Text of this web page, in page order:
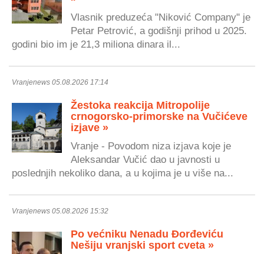
Vlasnik preduzeća "Niković Company" je
Petar Petrović, a godišnji prihod u 2025.
godini bio im je 21,3 miliona dinara il...
Vranjenews 05.08.2026 17:14
Žestoka reakcija Mitropolije
crnogorsko-primorske na Vučićeve
izjave »
Vranje - Povodom niza izjava koje je
Aleksandar Vučić dao u javnosti u
poslednjih nekoliko dana, a u kojima je u više na...
Vranjenews 05.08.2026 15:32
Po većniku Nenadu Đorđeviću
Nešiju vranjski sport cveta »